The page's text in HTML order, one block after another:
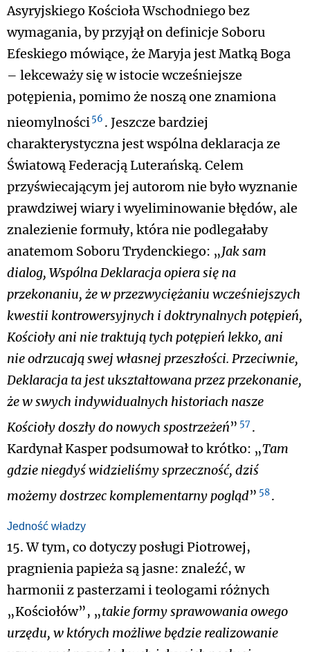
Asyryjskiego Kościoła Wschodniego bez
wymagania, by przyjął on definicje Soboru
Efeskiego mówiące, że Maryja jest Matką Boga
– lekceważy się w istocie wcześniejsze
potępienia, pomimo że noszą one znamiona
nieomylności56 . Jeszcze bardziej
charakterystyczna jest wspólna deklaracja ze
Światową Federacją Luterańską. Celem
przyświecającym jej autorom nie było wyznanie
prawdziwej wiary i wyeliminowanie błędów, ale
znalezienie formuły, która nie podlegałaby
anatemom Soboru Trydenckiego: „Jak sam
dialog, Wspólna Deklaracja opiera się na
przekonaniu, że w przezwyciężaniu wcześniejszych
kwestii kontrowersyjnych i doktrynalnych potępień,
Kościoły ani nie traktują tych potępień lekko, ani
nie odrzucają swej własnej przeszłości. Przeciwnie,
Deklaracja ta jest ukształtowana przez przekonanie,
że w swych indywidualnych historiach nasze
Kościoły doszły do nowych spostrzeżeń” 57 .
Kardynał Kasper podsumował to krótko: „Tam
gdzie niegdyś widzieliśmy sprzeczność, dziś
możemy dostrzec komplementarny pogląd” 58.
Jedność władzy
15. W tym, co dotyczy posługi Piotrowej,
pragnienia papieża są jasne: znaleźć, w
harmonii z pasterzami i teologami różnych
„Kościołów”, „takie formy sprawowania owego
urzędu, w których możliwe będzie realizowanie